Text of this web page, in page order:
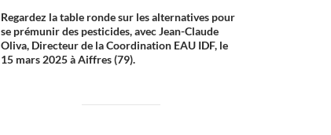
Regardez la table ronde sur les alternatives pour
se prémunir des pesticides, avec Jean-Claude
Oliva, Directeur de la Coordination EAU IDF, le
15 mars 2025 à Aiffres (79).